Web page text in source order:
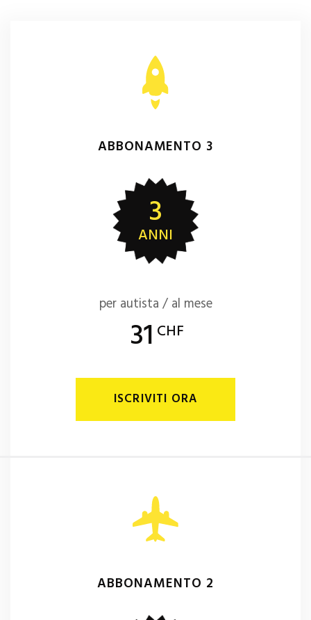
ABBONAMENTO 2
ABBONAMENTO 3
3
ANNI
per autista / al mese
31 CHF
ISCRIVITI ORA